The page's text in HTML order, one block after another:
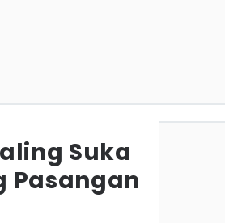
Suka
Pasangan